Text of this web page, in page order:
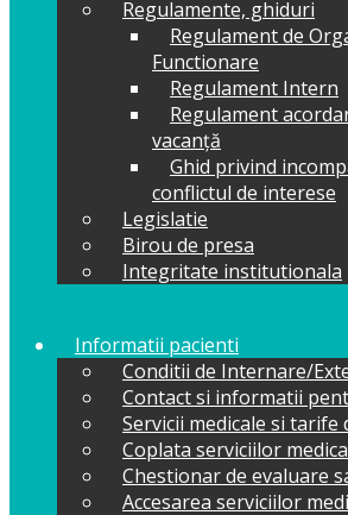
Regulamente, ghiduri
Regulament de
Functionare
Regulament Intern
Regulament
vacanță
Ghid privind
conflictul de interese
Legislatie
Birou de presa
Integritate institutionala
Informatii pacienti
Conditii de Internare/
Contact si informatii
Servicii medicale si tarife
Coplata serviciilor
Chestionar de evaluare
Accesarea serviciilor